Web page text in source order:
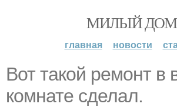
МИЛЫЙ ДОМ
главная новости
Вот такой ремонт в
комнате сделал.